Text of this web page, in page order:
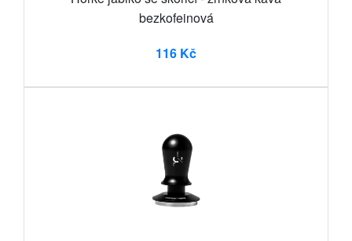
bezkofeinová
116 Kč